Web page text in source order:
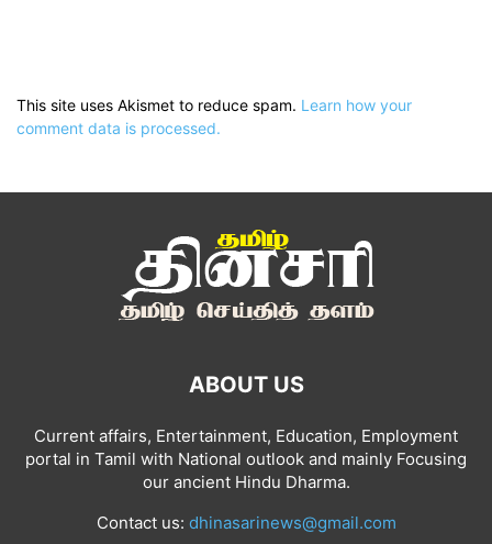
This site uses Akismet to reduce spam. Learn how your
comment data is processed.
ABOUT US
Current affairs, Entertainment, Education, Employment
portal in Tamil with National outlook and mainly Focusing
our ancient Hindu Dharma.
Contact us: dhinasarinews@gmail.com